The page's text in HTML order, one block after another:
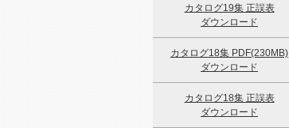
カタログ19集 正誤表
ダウンロード
カタログ18集 PDF(230MB)
ダウンロード
カタログ18集 正誤表
ダウンロード